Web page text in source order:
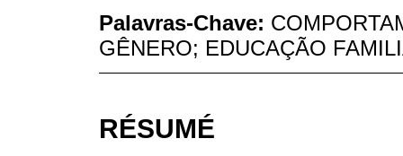
Palavras-Chave:
GÊNERO; EDUCAÇÃO
RÉSUMÉ